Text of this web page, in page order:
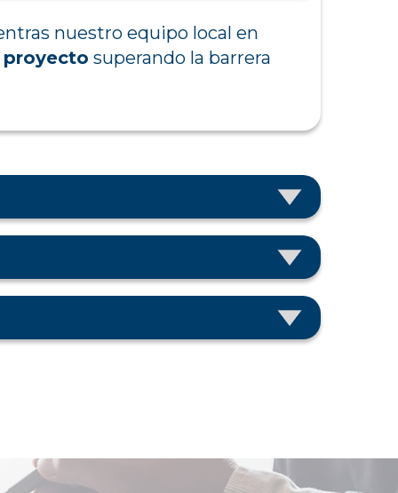
nuestro equipo local en
superando la barrera